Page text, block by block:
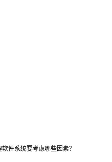
件系统要考虑哪些因素？